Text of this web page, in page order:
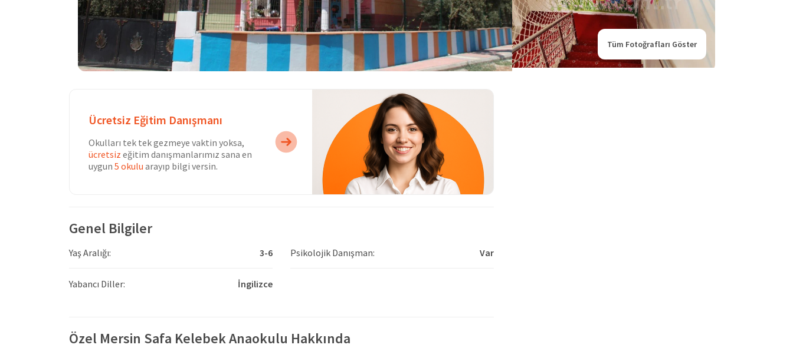
Tüm Fotoğrafları Göster
Ücretsiz Eğitim Danışmanı
Okulları tek tek gezmeye vaktin yoksa,
ücretsiz eğitim danışmanlarımız sana en
uygun 5 okulu arayıp bilgi versin.
Genel Bilgiler
Yaş Aralığı: 3-6 Psikolojik Danışman: Var
Yabancı Diller: İngilizce
Özel Mersin Safa Kelebek Anaokulu Hakkında